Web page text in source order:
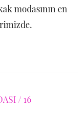
modasının en